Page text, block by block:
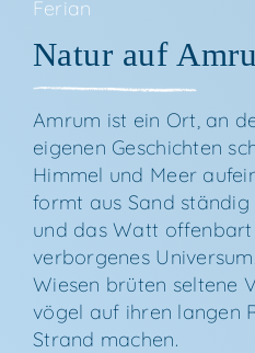
Feri­an
Natur auf
Amrum ist ein Ort, an
eige­nen Geschich­ten
Him­mel und Meer
formt aus Sand stän­dig
und das Watt
ver­bor­ge­nes
Wie­sen brü­ten sel­te­ne
vö­gel auf ihren lan­gen
Strand machen.